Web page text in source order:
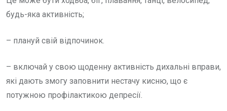
будь-яка активність;
– плануй свій відпочинок.
– включай у свою щоденну активність дихальні вправи,
які дають змогу заповнити нестачу кисню, що є
потужною профілактикою депресії.